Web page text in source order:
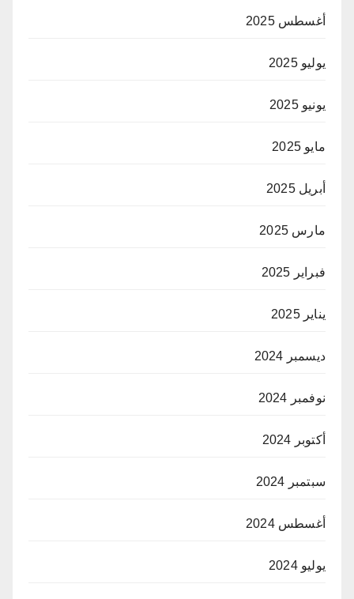
أغسطس 2025
يوليو 2025
يونيو 2025
مايو 2025
أبريل 2025
مارس 2025
فبراير 2025
يناير 2025
ديسمبر 2024
نوفمبر 2024
أكتوبر 2024
سبتمبر 2024
أغسطس 2024
يوليو 2024